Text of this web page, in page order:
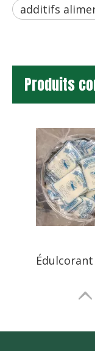
additifs
Produits